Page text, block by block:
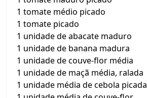
1 tomate médio picado
1 tomate picado
1 unidade de abacate maduro
1 unidade de banana madura
1 unidade de couve-flor média
1 unidade de maçã média, ralada
1 unidade média de cebola picada